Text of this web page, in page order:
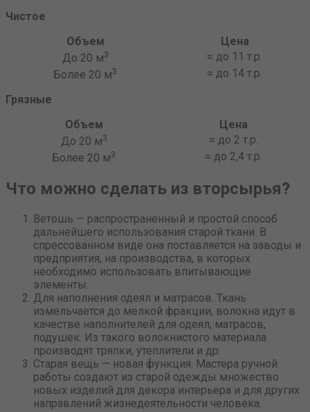
Чистое
Объем
Цена
До 20 м3
≈ до 11 т.р.
Более 20 м3
≈ до 14 т.р.
Грязные
Объем
Цена
До 20 м3
≈ до 2 т.р.
Более 20 м3 ≈ до 2,4 т.р.
Что можно сделать из вторсырья?
Ветошь — распространенный и простой способ
дальнейшего использования старой ткани. В
спрессованном виде она поставляется на заводы и
предприятия, на производства, в которых
необходимо использовать впитывающие
элементы.
Для наполнения одеял и матрасов. Ткань
измельчается до мелкой фракции, волокна идут в
качестве наполнителей для одеял, матрасов,
подушек. Из такого волокнистого материала
производят тряпки, утеплители и др.
Старая вещь — новая функция. Мастера ручной
работы создают из старой одежды множество
новых изделий для декора интерьера и для других
направлений жизнедеятельности человека.